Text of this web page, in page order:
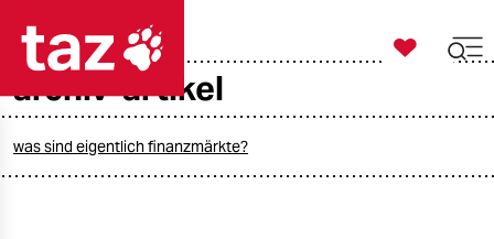
taz zahl ich

taz zahl ich
archiv-artikel
was sind eigentlich finanzmärkte?